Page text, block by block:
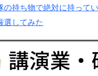
の持ち物で絶対に持って
選してみた